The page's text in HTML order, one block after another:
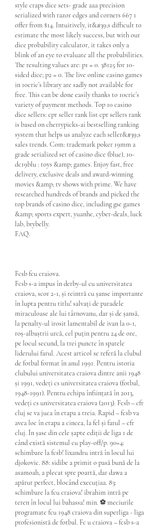
style craps dice sets- grade aaa precision
serialized with razor edges and corners 667 1
offer from $14. Intuitively, it&#39;s difficult to
estimate the most likely success, but with our
dice probability calculator, it takes only a
blink of an eye to evaluate all the probabilities.
The resulting values are: p1 = 0. 38125 for 10-
sided dice; p2 = 0. The live online casino games
in 10cric’s library are sadly not available for
free. This can be done easily thanks to 10cric’s
variety of payment methods. Top 10 casino
dice sellers: cpr seller rank list cpr sellers rank
is based on cherrypicks-ai bestselling ranking
system that helps us analyze each seller&#39;s
sales trends. Com: trademark poker 19mm a
grade serialized set of casino dice (blue), 10-
dc19blu : toys &amp; games. Enjoy fast, free
delivery, exclusive deals and award-winning
movies &amp; tv shows with prime. We have
researched hundreds of brands and picked the
top brands of casino dice, including gse games
&amp; sports expert, yuanhe, cyber-deals, luck
lab, brybelly.
FAQ.
Fcsb fcu craiova.
Fcsb s-a impus în derby-ul cu universitatea
craiova, scor 2-1, și reintră cu șanse importante
în lupta pentru titlu! salvați de paradele
miraculoase ale lui târnovanu, dar și de șansă,
la penalty-ul irosit lamentabil de ivan la 0-1,
roș-albaștrii urcă, cel puțin pentru 24 de ore,
pe locul secund, la trei puncte în spatele
liderului farul. Acest articol se referă la clubul
de fotbal format în anul 1991. Pentru istoria
clubului universitatea craiova dintre anii 1948
și 1991, vedeți cs universitatea craiova (fotbal,
1948-1991). Pentru echipa înființată în 2013,
vedeți cs universitatea craiova (2013). Fcsb – cfr
cluj se va juca în etapa a treia. Rapid – fcsb va
avea loc în etapa a cincea, la fel și farul – cfr
cluj. În șase din cele șapte ediții de liga 1 de
când există sistemul cu play-off/p. 90+4:
schimbare la fcsb! lixandru intră în locul lui
djokovic. 88: sidibe a primit o pasă bună de la
asamoah, a plecat spre poartă, dar dawa a
apărut perfect, blocând execuțiaa. 83:
schimbare la fcu craiova! ibrahim intră pe
teren în locul lui bahassa! min. ⚽ meciurile
programate fcu 1948 craiova din superliga - liga
profesionistă de fotbal. Fc u craiova – fcsb s-a